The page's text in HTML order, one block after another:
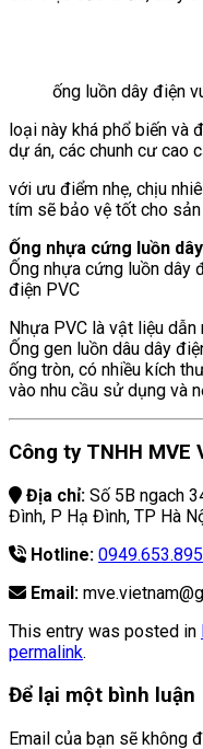
ống luồn dây điện
loại này khá phổ biến và
dự án, các chunh cư cao
với ưu điểm nhẹ, chịu
tím sẽ bảo vệ tốt cho
Ống nhựa cứng luồn
Ống nhựa cứng luồn dây
điện PVC
Nhựa PVC là vật liệu dẫn
Ống gen luồn dâu dây
ống tròn, có nhiều kích
vào nhu cầu sử dụng và
Công ty TNHH MVE
Địa chỉ: Số 5B ngach
Đình, P Hạ Đình, TP Hà
Hotline: 0949.653.895
Email:
This entry was posted in
permalink.
Để lại một bình luận
Email của bạn sẽ không